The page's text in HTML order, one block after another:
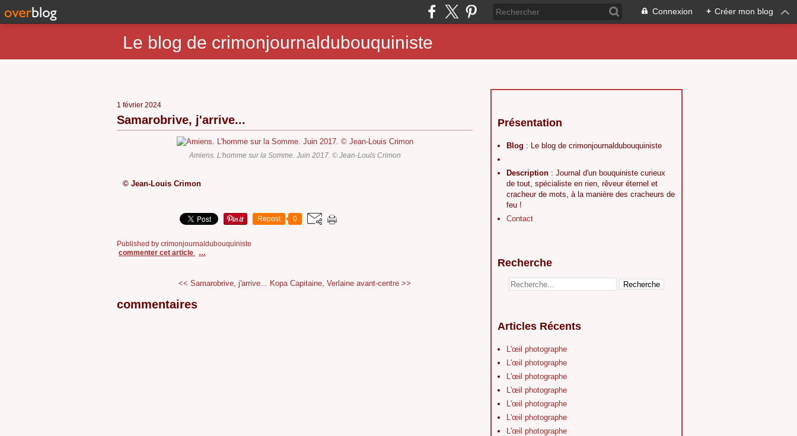
Connexion + Créer mon blog
Le blog de crimonjournaldubouquiniste
1 février 2024
Samarobrive, j'arrive...
Amiens. L'homme sur la Somme. Juin 2017. © Jean-Louis Crimon
© Jean-Louis Crimon
Repost 0
Published by crimonjournaldubouquiniste
commenter cet article
…
<< Samarobrive, j'arrive... Kopa Capitaine, Verlaine avant-centre >>
commentaires
Présentation
Blog : Le blog de crimonjournaldubouquiniste
Description : Journal d'un bouquiniste curieux
de tout, spécialiste en rien, rêveur éternel et
cracheur de mots, à la manière des cracheurs de
feu !
Contact
Recherche
Articles Récents
L'œil photographe
L'œil photographe
L'œil photographe
L'œil photographe
L'œil photographe
L'œil photographe
L'œil photographe